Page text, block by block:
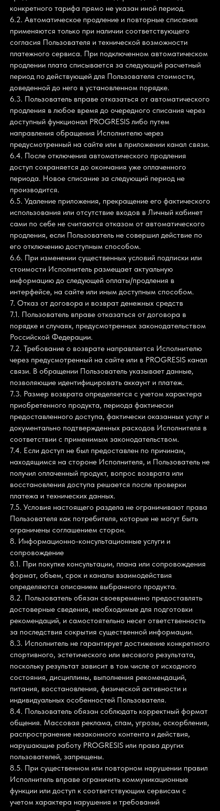
конкретного тарифа прямо не указан иной период.
6.2. Автоматическое продление и повторные списания
применяются только при наличии соответствующего
согласия Пользователя и технической возможности
платежного сервиса. При подключенном автоматическом
продлении плата списывается за следующий расчетный
период по действующей для Пользователя стоимости,
доведенной до него в установленном порядке.
6.3. Пользователь вправе отказаться от автоматического
продления в любое время до очередного списания через
доступный функционал PROGRESIS либо путем
направления обращения Исполнителю через
предусмотренный на сайте или в приложении канал связи.
6.4. После отключения автоматического продления
доступ сохраняется до окончания уже оплаченного
периода. Новое списание за следующий период не
производится.
6.5. Удаление приложения, прекращение его фактического
использования или отсутствие входов в Личный кабинет
сами по себе не считаются отказом от автоматического
продления, если Пользователь не совершил действие по
его отключению доступным способом.
6.6. При изменении существенных условий подписки или
стоимости Исполнитель размещает актуальную
информацию до следующей оплаты/продления в
интерфейсе, на сайте или иным доступным способом.
7. Отказ от договора и возврат денежных средств
7.1. Пользователь вправе отказаться от договора в
порядке и случаях, предусмотренных законодательством
Российской Федерации.
7.2. Требование о возврате направляется Исполнителю
через предусмотренный на сайте или в PROGRESIS канал
связи. В обращении Пользователь указывает данные,
позволяющие идентифицировать аккаунт и платеж.
7.3. Размер возврата определяется с учетом характера
приобретенного продукта, периода фактически
предоставленного доступа, фактически оказанных услуг и
документально подтвержденных расходов Исполнителя в
соответствии с применимым законодательством.
7.4. Если доступ не был предоставлен по причинам,
находящимся на стороне Исполнителя, и Пользователь не
получил оплаченный продукт, вопрос возврата или
восстановления доступа решается после проверки
платежа и технических данных.
7.5. Условия настоящего раздела не ограничивают права
Пользователя как потребителя, которые не могут быть
ограничены соглашением сторон.
8. Информационно-консультационные услуги и
сопровождение
8.1. При покупке консультации, плана или сопровождения
формат, объем, срок и каналы взаимодействия
определяются описанием выбранного продукта.
8.2. Пользователь обязан своевременно предоставлять
достоверные сведения, необходимые для подготовки
рекомендаций, и самостоятельно несет ответственность
за последствия сокрытия существенной информации.
8.3. Исполнитель не гарантирует достижение конкретного
спортивного, эстетического или весового результата,
поскольку результат зависит в том числе от исходного
состояния, дисциплины, выполнения рекомендаций,
питания, восстановления, физической активности и
индивидуальных особенностей Пользователя.
8.4. Пользователь обязан соблюдать корректный формат
общения. Массовая реклама, спам, угрозы, оскорбления,
распространение незаконного контента и действия,
нарушающие работу PROGRESIS или права других
пользователей, запрещены.
8.5. При существенном или повторном нарушении правил
Исполнитель вправе ограничить коммуникационные
функции или доступ к соответствующим сервисам с
учетом характера нарушения и требований